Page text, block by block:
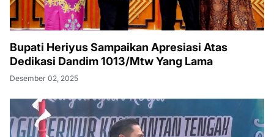
Bupati Heriyus Sampaikan Apresiasi Atas
Dedikasi Dandim 1013/Mtw Yang Lama
Desember 02, 2025